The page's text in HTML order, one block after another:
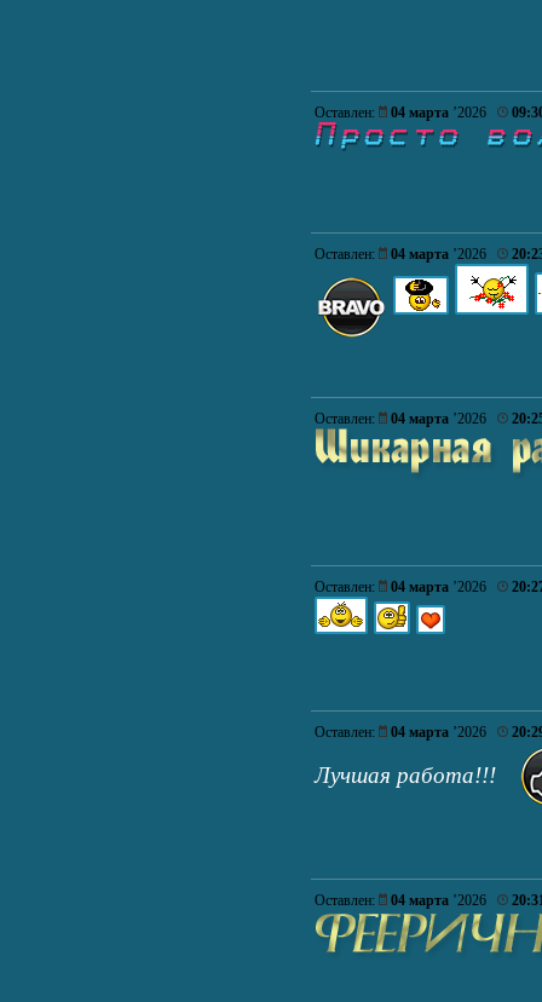
Оставлен: 04 марта ’2026
Оставлен: 04 марта ’2026
Оставлен: 04 марта ’2026
Оставлен: 04 марта ’2026
Оставлен: 04 марта ’2026
Лучшая работа!!!
Оставлен: 04 марта ’2026